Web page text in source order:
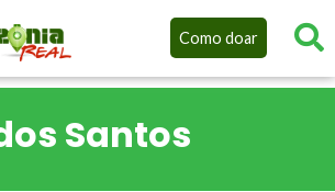
Como doar
Santos